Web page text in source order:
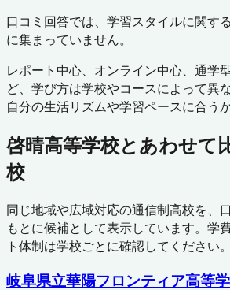
口コミ回答では、学習スタイルに関す
に集まっていません。
レポート中心、オンライン中心、通学
ど、学び方は学校やコースによって異
自分の生活リズムや学習ペースに合う
啓晴高等学校とあわせて
校
同じ地域や広域対応の通信制高校を、
もとに候補として表示しています。学
ト体制は学校ごとに確認してください。
岐阜県立華陽フロンティア高等